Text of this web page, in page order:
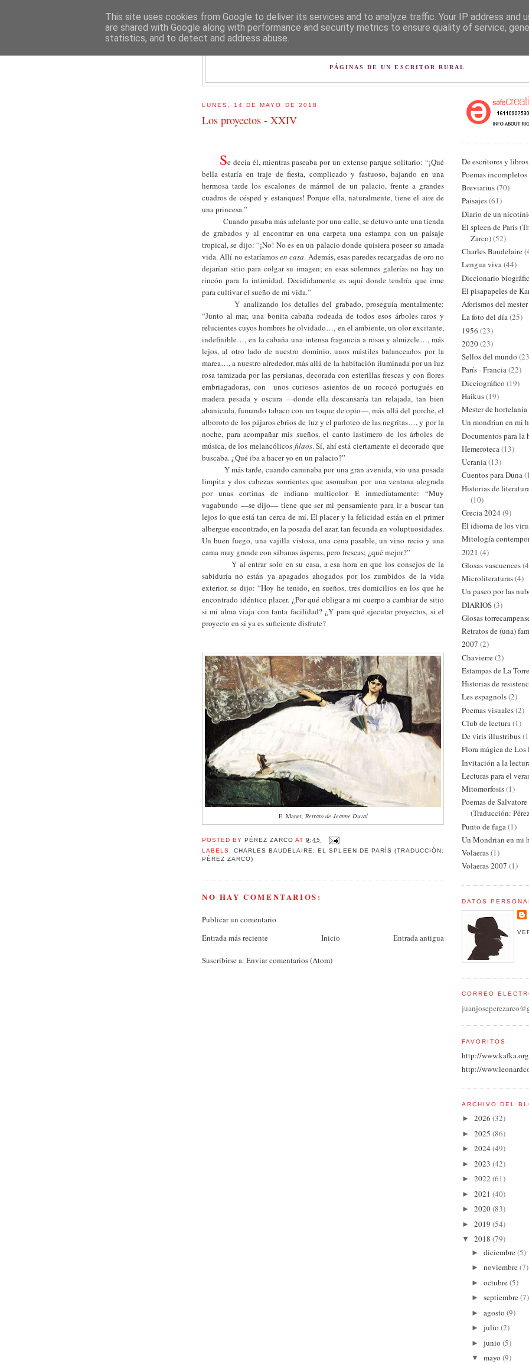
PÁGINAS DE UN ESCRITOR RURAL
LUNES, 14 DE MAYO DE 2018
Los proyectos - XXIV
Se decía él, mientras paseaba por un extenso parque solitario: “¡Qué
bella estaría en traje de fiesta, complicado y fastuoso, bajando en una
hermosa tarde los escalones de mármol de un palacio, frente a grandes
cuadros de césped y estanques! Porque ella, naturalmente, tiene el aire de
una princesa.”
Cuando pasaba más adelante por una calle, se detuvo ante una tienda
de grabados y al encontrar en una carpeta una estampa con un paisaje
tropical, se dijo: “¡No! No es en un palacio donde quisiera poseer su amada
vida. Allí no estaríamosen casa. Además, esas paredes recargadas de oro no
dejarían sitio para colgar su imagen; en esas solemnes galerías no hay un
rincón para la intimidad. Decididamente es aquí donde tendría que irme
para cultivar el sueño de mi vida.”
Y analizando los detalles del grabado, proseguía mentalmente:
“Junto al mar, una bonita cabaña rodeada de todos esos árboles raros y
relucientes cuyos hombres he olvidado…, en el ambiente, un olor excitante,
indefinible…, en la cabaña una intensa fragancia a rosas y almizcle…, más
lejos, al otro lado de nuestro dominio, unos mástiles balanceados por la
marea…, a nuestro alrededor, más allá de la habitación iluminada por un luz
rosa tamizada por las persianas, decorada con esterillas frescas y con flores
embriagadoras, con
unos curiosos asientos de un rococó portugués en
madera pesada y oscura —donde ella descansaría tan relajada, tan bien
abanicada, fumando tabaco con un toque de opio—, más allá del porche, el
alboroto de los pájaros ebrios de luz y el parloteo de las negritas…, y por la
noche, para acompañar mis sueños, el canto lastimero de los árboles de
música, de los melancólicos filaos. Sí, ahí está ciertamente el decorado que
buscaba. ¿Qué iba a hacer yo en un palacio?”
Y más tarde, cuando caminaba por una gran avenida, vio una posada
limpita y dos cabezas sonrientes que asomaban por una ventana alegrada
por unas cortinas de indiana multicolor. E inmediatamente: “Muy
vagabundo —se dijo— tiene que ser mi pensamiento para ir a buscar tan
lejos lo que está tan cerca de mí. El placer y la felicidad están en el primer
albergue encontrado, en la posada del azar, tan fecunda en voluptuosidades.
Un buen fuego, una vajilla vistosa, una cena pasable, un vino recio y una
cama muy grande con sábanas ásperas, pero frescas; ¿qué mejor?”
Y al entrar solo en su casa, a esa hora en que los consejos de la
sabiduría no están ya apagados ahogados por los zumbidos de la vida
exterior, se dijo: “Hoy he tenido, en sueños, tres domicilios en los que he
encontrado idéntico placer. ¿Por qué obligar a mi cuerpo a cambiar de sitio
si mi alma viaja con tanta facilidad? ¿Y para qué ejecutar proyectos, si el
proyecto en sí ya es suficiente disfrute?
E. Manet, Retrato de Jeanne Duval
POSTED BY PÉREZ ZARCO AT9:45
LABELS:CHARLES BAUDELAIRE, EL SPLEEN DE PARÍS (TRADUCCIÓN:
PÉREZ ZARCO)
NO HAY COMENTARIOS:
Publicar un comentario
Entrada más reciente
Entrada antigua
Inicio
Suscribirse a: Enviar comentarios (Atom)
De escritores y libros
Poemas incompletos
Breviarius(70)
Paisajes(61)
Diario de un
El spleen de París
Zarco)(52)
Charles Baudelaire
Lengua viva(44)
Diccionario
El pisapapeles de
Aforismos del mester
La foto del día(25)
1956 (23)
2020(23)
Sellos del mundo
París - Francia(22)
Dicciográfico (19)
Haikus(19)
Mester de hortelanía
Un mondrian en mi
Documentos para la
Hemeroteca(13)
Ucrania(13)
Cuentos para Duna
Historias de
(10)
Grecia 2024 (9)
El idioma de los
Mitología
2021 (4)
Glosas vascuences
Microliteraturas(4)
Un paseo por las
DIARIOS(3)
Glosas
Retratos de (una)
2007 (2)
Chavierre(2)
Estampas de La Torre
Historias de
Les espagnols(2)
Poemas visuales(2)
Club de lectura(1)
De viris illustribus
Flora mágica de Los
Invitación a la
Lecturas para el
Mitomorfosis(1)
Poemas de
(Traducción:
Punto de fuga (1)
Un Mondrian en mi
Volaeras(1)
Volaeras 2007 (1)
DATOS
CORREO
FAVORITOS
http://
http://
ARCHIVO DEL
► 2026 (32)
► 2025 (86)
► 2024 (49)
► 2023 (42)
► 2022 (61)
► 2021 (40)
► 2020(83)
► 2019 (54)
▼ 2018 (79)
► diciembre(5)
► noviembre(7)
► octubre(5)
► septiembre(7)
► agosto (9)
► julio (2)
► junio (5)
▼ mayo (9)
This site uses cookies from Google to deliver its services and to analyze traffic. Your IP address and
are shared with Google along with performance and security metrics to ensure quality of service,
statistics, and to detect and address abuse.